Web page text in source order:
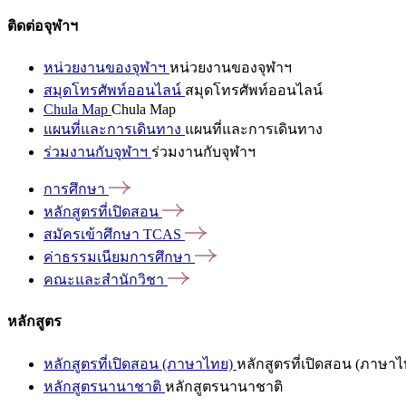
ติดต่อจุฬาฯ
หน่วยงานของจุฬาฯ หน่วยงานของจุฬาฯ
สมุดโทรศัพท์ออนไลน์ สมุดโทรศัพท์ออนไลน์
Chula Map Chula Map
แผนที่และการเดินทาง แผนที่และการเดินทาง
ร่วมงานกับจุฬาฯ ร่วมงานกับจุฬาฯ
การศึกษา
หลักสูตรที่เปิดสอน
สมัครเข้าศึกษา TCAS
ค่าธรรมเนียมการศึกษา
คณะและสำนักวิชา
หลักสูตร
หลักสูตรที่เปิดสอน (ภาษาไทย) หลักสูตรที่เปิดสอน (ภาษาไ
หลักสูตรนานาชาติ หลักสูตรนานาชาติ